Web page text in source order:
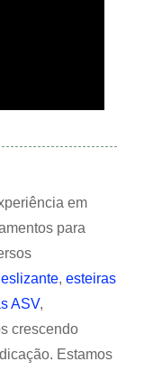
em
para
, esteiras
ASV,
crescendo
Estamos